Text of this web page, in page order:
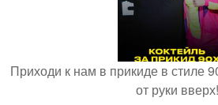
Приходи к нам в прикиде в стиле
от руки вверх!